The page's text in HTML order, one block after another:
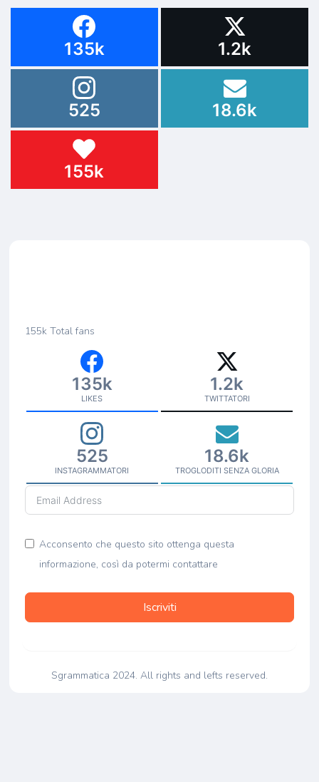
135k 1.2k
525 18.6k
155k
155k Total fans
135k
LIKES
1.2k
TWITTATORI
525
INSTAGRAMMATORI
18.6k
TROGLODITI SENZA GLORIA
Acconsento che questo sito ottenga questa
informazione, così da potermi contattare
Iscriviti
Sgrammatica 2024. All rights and lefts reserved.